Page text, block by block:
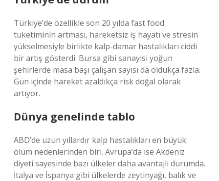
Türkiye’de özellikle son 20 yılda fast food
tüketiminin artması, hareketsiz iş hayatı ve stresin
yükselmesiyle birlikte kalp-damar hastalıkları ciddi
bir artış gösterdi. Bursa gibi sanayisi yoğun
şehirlerde masa başı çalışan sayısı da oldukça fazla.
Gün içinde hareket azaldıkça risk doğal olarak
artıyor.
Dünya genelinde tablo
ABD’de uzun yıllardır kalp hastalıkları en büyük
ölüm nedenlerinden biri. Avrupa’da ise Akdeniz
diyeti sayesinde bazı ülkeler daha avantajlı durumda.
İtalya ve İspanya gibi ülkelerde zeytinyağı, balık ve